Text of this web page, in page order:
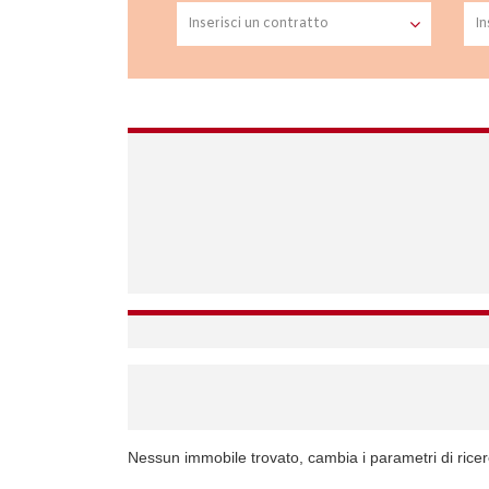
Nessun immobile trovato, cambia i parametri di